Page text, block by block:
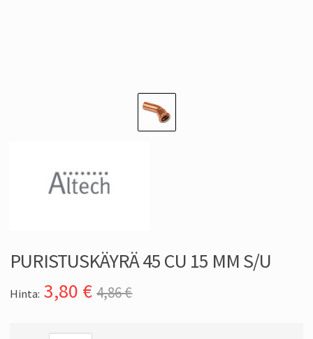
PURISTUSKÄYRÄ 45 CU 15 MM S/U
Hinta: 3,80 € 4,86 €